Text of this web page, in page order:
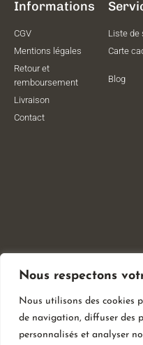
Nous respectons
Nous utilisons des cookies
de navigation, diffuser des
personnalisés et analyser
Informations
CGV
Mentions légales
Retour et
remboursement
Livraison
Contact
Liste de
Carte
Blog
© All
Made